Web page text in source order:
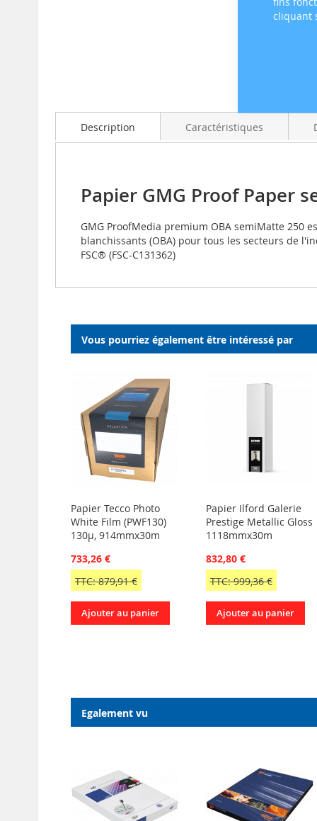
cliquant
beginningDescription
Papier GMG Proof Paper
GMG ProofMedia premium OBA semiMatte 250
blanchissants (OBA) pour tous les secteurs de
FSC® (FSC-C131362)
Caractéristiques
Vous pourriez également être intéressé par
Papier Tecco Photo
White Film (PWF130)
130µ, 914mmx30m
733,26 €
TTC: 879,91 €
Ajouter au panier
Papier Ilford Galerie
Prestige Metallic Gloss
1118mmx30m
832,80 €
TTC: 999,36 €
Ajouter au panier
Egalement vu